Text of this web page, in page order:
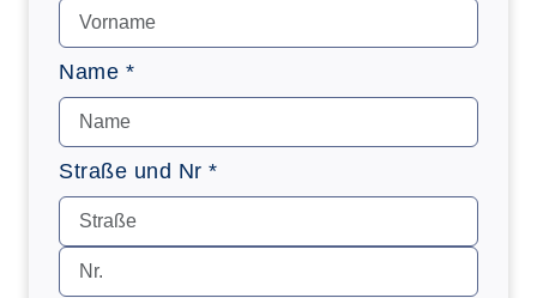
Name *
Straße und Nr *